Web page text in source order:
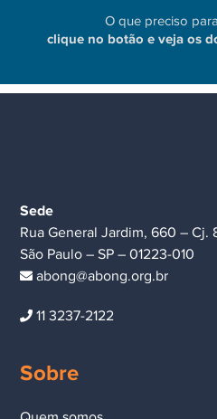
O que preciso
clique no botão e veja os
Sede
Rua General Jardim, 660 – Cj.
São Paulo – SP – 01223-010
abong@abong.org.br
11 3237-2122
Sobre